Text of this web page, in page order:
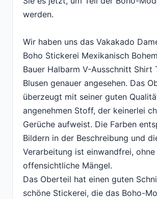
werden.
Wir haben uns das Vakakado
Boho Stickerei Mexikanisch
Bauer Halbarm V-Ausschnitt Shirt
Blusen genauer angesehen. Das
überzeugt mit seiner guten
angenehmen Stoff, der keinerlei
Gerüche aufweist. Die Farben
Bildern in der Beschreibung und
Verarbeitung ist einwandfrei, ohne
offensichtliche Mängel.
Das Oberteil hat einen guten
schöne Stickerei, die das Boho-